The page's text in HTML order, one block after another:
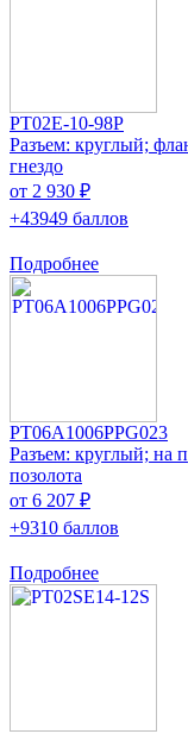
PT02E-10-98P
Разъем: круглый;
гнездо
от 2 930 ₽
+43949 баллов
Подробнее
PT06A1006PPG023
Разъем: круглый; на
позолота
от 6 207 ₽
+9310 баллов
Подробнее